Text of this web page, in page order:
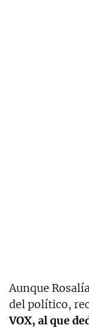
Aunque
del político,
VOX, al que